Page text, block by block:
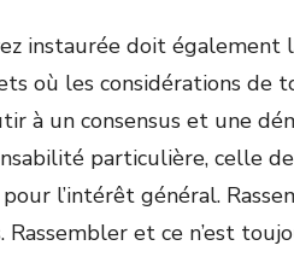
instaurée doit également
où les considérations de
à un consensus et une
particulière, celle
l’intérêt général.
et ce n’est